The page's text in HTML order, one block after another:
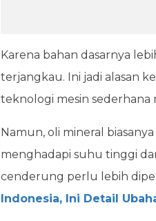
Karena bahan dasarnya
terjangkau. Ini jadi alasan
teknologi mesin sederhana
Namun, oli mineral
menghadapi suhu tinggi
cenderung perlu lebih
Indonesia, Ini Detail